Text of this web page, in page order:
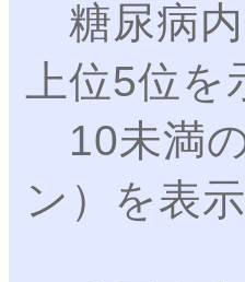
糖尿病内
上位5位
10未満
ン）を表